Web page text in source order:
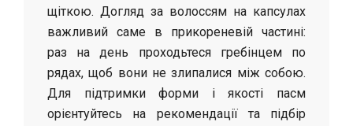
щіткою. Догляд за волоссям на капсулах
важливий саме в прикореневій частині:
раз на день проходьтеся гребінцем по
рядах, щоб вони не злипалися між собою.
Для підтримки форми і якості пасм
орієнтуйтесь на рекомендації та підбір